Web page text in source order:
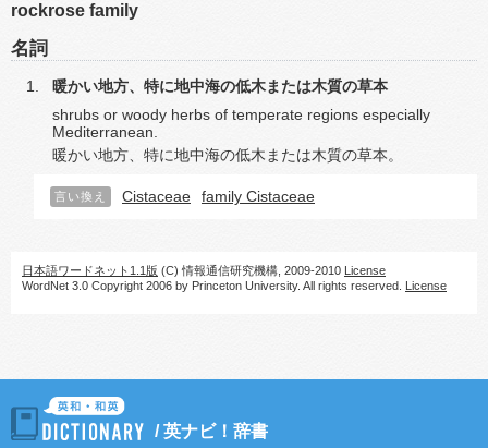
rockrose family
名詞
暖かい地方、特に地中海の低木または木質の草本
shrubs or woody herbs of temperate regions especially
Mediterranean.
暖かい地方、特に地中海の低木または木質の草本。
言い換え Cistaceae family Cistaceae
日本語ワードネット1.1版 (C) 情報通信研究機構, 2009-2010 License
WordNet 3.0 Copyright 2006 by Princeton University. All rights reserved. License
/英ナビ！辞書